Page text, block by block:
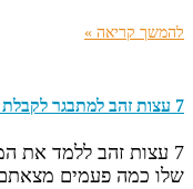
להמשך קריאה »
7 עצות זהב למתבגר לקבלת אחריות על הלמידה
7 עצות זהב ללמד את
שלו כמה פעמים